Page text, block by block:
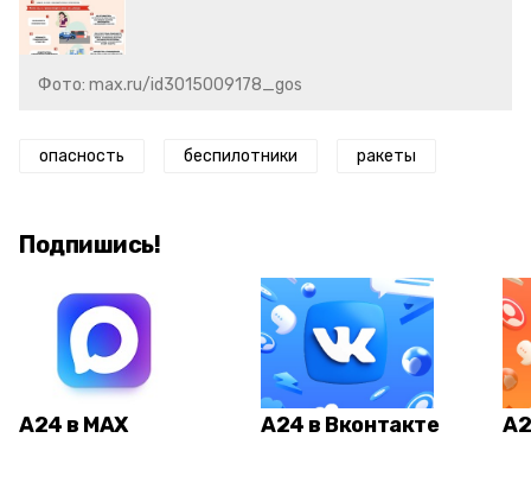
Фото: max.ru/id3015009178_gos
опасность беспилотники ракеты
Подпишись!
А24 в MAX А24 в Вконтакте